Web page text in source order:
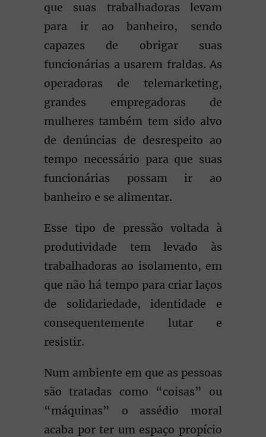
que suas trabalhadoras levam
para ir ao banheiro, sendo
capazes de obrigar suas
funcionárias a usarem fraldas. As
operadoras de telemarketing,
grandes empregadoras de
mulheres também tem sido alvo
de denúncias de desrespeito ao
tempo necessário para que suas
funcionárias possam ir ao
banheiro e se alimentar.
Esse tipo de pressão voltada à
produtividade tem levado às
trabalhadoras ao isolamento, em
que não há tempo para criar laços
de solidariedade, identidade e
consequentemente lutar e
resistir.
Num ambiente em que as pessoas
são tratadas como “coisas” ou
“máquinas” o assédio moral
acaba por ter um espaço propício